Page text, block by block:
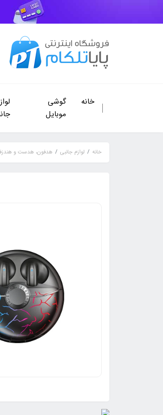
خانه
گوشی
موبایل
خانه لوازم جانبی هدفون، هدست و